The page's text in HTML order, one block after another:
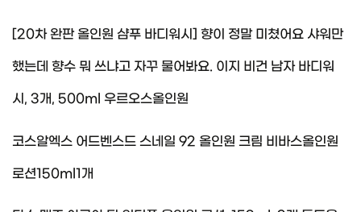
[20차 완판 올인원 샴푸 바디워시] 향이 정말 미쳤어요 샤워만
했는데 향수 뭐 쓰냐고 자꾸 물어봐요. 이지 비건 남자 바디워
시, 3개, 500ml 우르오스올인원
코스알엑스 어드벤스드 스네일 92 올인원 크림 비바스올인원
로션150ml1개